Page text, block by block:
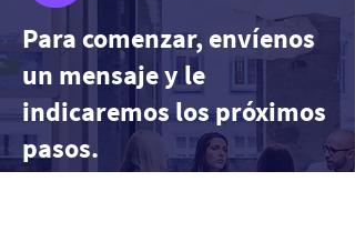
Para comenzar, envíenos
un mensaje y le
indicaremos los próximos
pasos.